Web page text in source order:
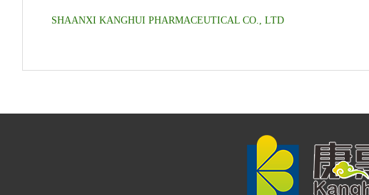
SHAANXI KANGHUI PHARMACEUTICAL CO., LTD